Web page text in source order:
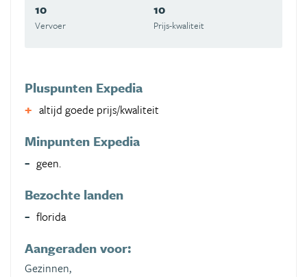
10
Vervoer
10
Prijs-kwaliteit
Pluspunten Expedia
altijd goede prijs/kwaliteit
Minpunten Expedia
geen.
Bezochte landen
florida
Aangeraden voor:
Gezinnen,